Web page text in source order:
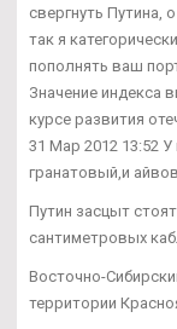
свергнуть Путина,
так я
пополнять ваш
Значение индекса
курсе развития
31 Мар 2012 13:52 У
гранатовый,и
Путин засцыт
сантиметровых
Восточно-
территории